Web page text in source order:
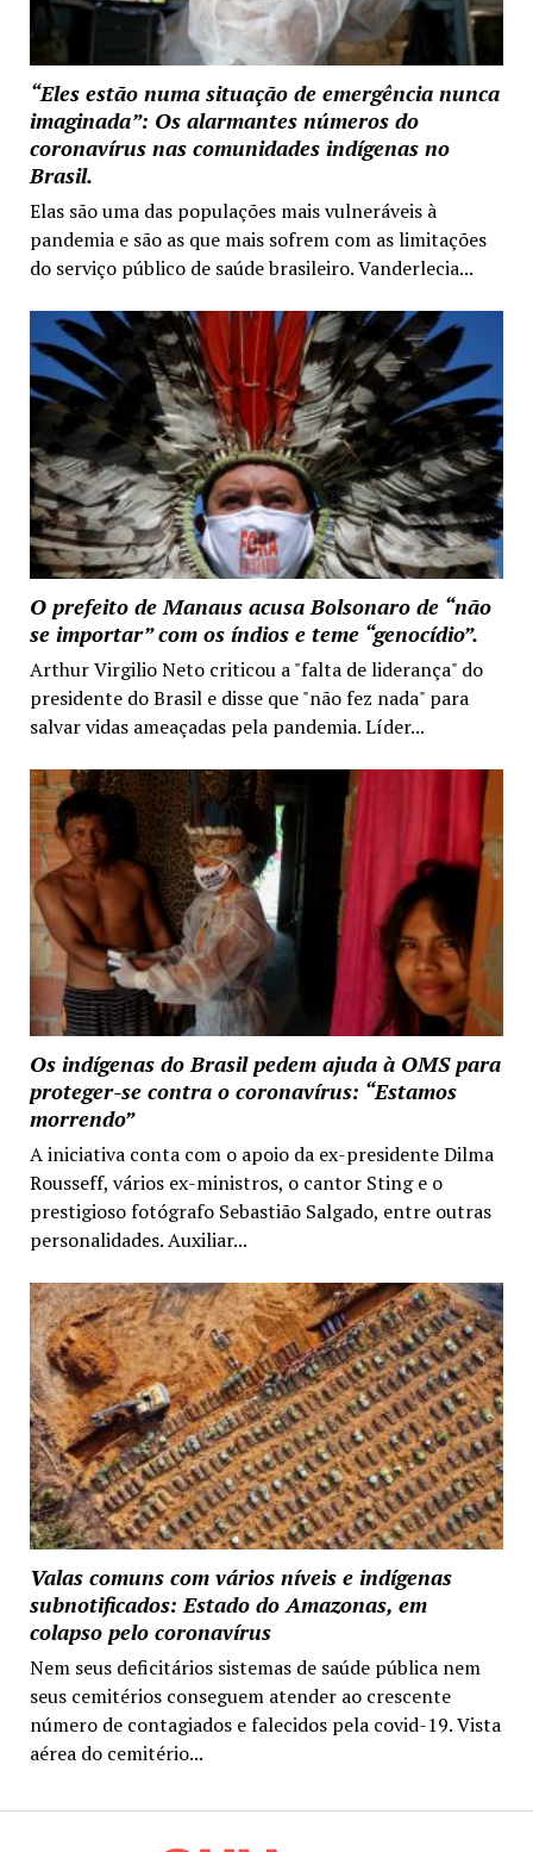
“Eles estão numa situação de emergência nunca
imaginada”: Os alarmantes números do
coronavírus nas comunidades indígenas no
Brasil.
Elas são uma das populações mais vulneráveis à
pandemia e são as que mais sofrem com as limitações
do serviço público de saúde brasileiro. Vanderlecia...
O prefeito de Manaus acusa Bolsonaro de “não
se importar” com os índios e teme “genocídio”.
Arthur Virgilio Neto criticou a "falta de liderança" do
presidente do Brasil e disse que "não fez nada" para
salvar vidas ameaçadas pela pandemia. Líder...
Os indígenas do Brasil pedem ajuda à OMS para
proteger-se contra o coronavírus: “Estamos
morrendo”
A iniciativa conta com o apoio da ex-presidente Dilma
Rousseff, vários ex-ministros, o cantor Sting e o
prestigioso fotógrafo Sebastião Salgado, entre outras
personalidades. Auxiliar...
Valas comuns com vários níveis e indígenas
subnotificados: Estado do Amazonas, em
colapso pelo coronavírus
Nem seus deficitários sistemas de saúde pública nem
seus cemitérios conseguem atender ao crescente
número de contagiados e falecidos pela covid-19. Vista
aérea do cemitério...